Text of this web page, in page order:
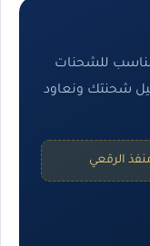
للشحنات
شحنتك ونعاود
الرقعي